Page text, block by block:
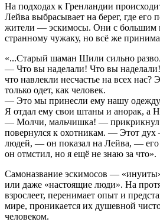
На подходах к Гренландии
Лейва выбрасывает на берег, где его
жители — эскимосы. Они с большим
странному чужаку, но всё же
«...Старый шаман Шили сильно
— Что вы наделали! Что вы
что навлекли несчастье на всех
только одет, как человек.
— Это мы принесли ему нашу
Я отдал ему свои штаны и анорак, а
— Молчи, мальчишка! —
повернулся к охотникам. — Этот
людей, — он показал на Лейва, —
он отмстил, но я ещё не знаю за что».
Самоназвание эскимосов —
или даже «настоящие люди». На
взрослеет, перенимает опыт и
мире, проникается их душевной
человеком.